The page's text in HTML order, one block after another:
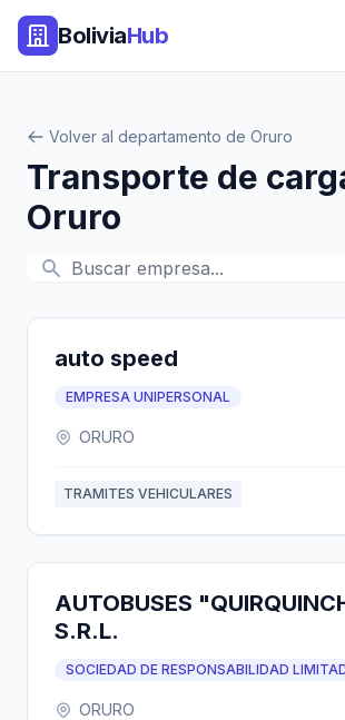
BoliviaHub
Volver al departamento de Oruro
Transporte de
Oruro
auto speed
EMPRESA UNIPERSONAL
ORURO
TRAMITES VEHICULARES
AUTOBUSES
S.R.L.
SOCIEDAD DE RESPONSABILIDAD
ORURO